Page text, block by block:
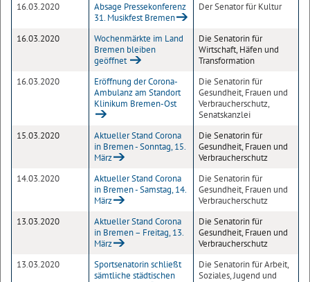
16.03.2020
Absage Pressekonferenz
31. Musikfest Bremen
Der Senator für Kultur
16.03.2020
Wochenmärkte im Land
Bremen bleiben
geöffnet
Die Senatorin für
Wirtschaft, Häfen und
Transformation
16.03.2020
Eröffnung der Corona-
Ambulanz am Standort
Klinikum Bremen-Ost
Die Senatorin für
Gesundheit, Frauen und
Verbraucherschutz,
Senatskanzlei
15.03.2020
Aktueller Stand Corona
in Bremen - Sonntag, 15.
März
Die Senatorin für
Gesundheit, Frauen und
Verbraucherschutz
14.03.2020
Aktueller Stand Corona
in Bremen - Samstag, 14.
März
Die Senatorin für
Gesundheit, Frauen und
Verbraucherschutz
13.03.2020
Aktueller Stand Corona
in Bremen – Freitag, 13.
März
Die Senatorin für
Gesundheit, Frauen und
Verbraucherschutz
13.03.2020
Sportsenatorin schließt
sämtliche städtischen
Die Senatorin für Arbeit,
Soziales, Jugend und